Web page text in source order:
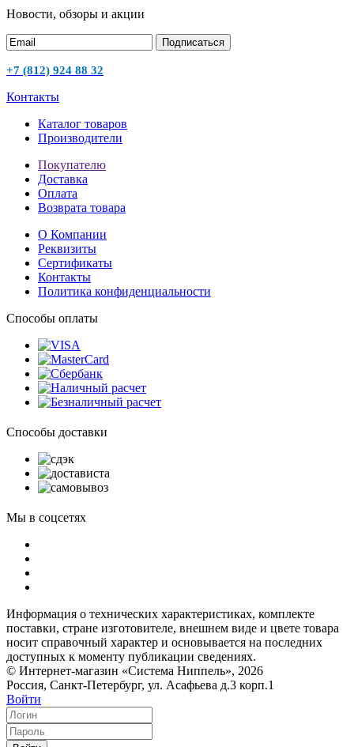
Новости, обзоры и акции
Подписаться
+7 (812) 924 88 32
Контакты
Каталог товаров
Производители
Покупателю
Доставка
Оплата
Возврата товара
О Компании
Реквизиты
Сертификаты
Контакты
Политика конфиденциальности
Способы оплаты
Способы доставки
Мы в соцсетях
Информация о технических характеристиках, комплекте
поставки, стране изготовителе, внешнем виде и цвете товара
носит справочный характер и основывается на последних
доступных к моменту публикации сведениях.
© Интернет-магазин «Система Ниппель», 2026
Россия, Санкт-Петербург, ул. Асафьева д.3 корп.1
Войти